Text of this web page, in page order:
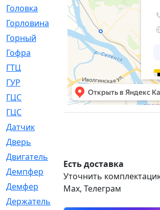
Головка
[28]
Горловина
[14]
Горный
[1]
Гофра
[86]
ГТЦ
ГУР
[34]
ГЦC
[6]
ГЦС
[74]
Датчик
Дверь
Двигатель
Демпфер
[2]
Демфер
[1]
Держатель
Есть доставка
Уточнить
Max, Телеграм